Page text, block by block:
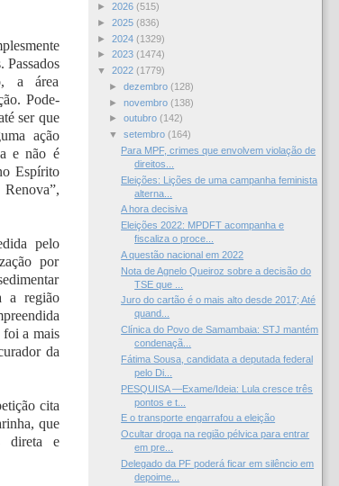
Passados
a área
Pode-
ser que
ação
e não é
Espírito
pelo
por
a região
foi a mais
da
cita
que
direta e
► 2026 (515)
► 2025 (836)
► 2024 (1329)
► 2023 (1474)
▼ 2022 (1779)
► dezembro (128)
► novembro (138)
► outubro (142)
▼ setembro (164)
Para MPF, crimes que envolvem violação de
direitos...
Eleições: Lições de uma campanha feminista
alterna...
A hora decisiva
Eleições 2022: MPDFT acompanha e
fiscaliza o proce...
A questão nacional em 2022
Nota de Agnelo Queiroz sobre a decisão do
TSE que ...
Juro do cartão é o mais alto desde 2017; Até
quand...
Clínica do Povo de Samambaia: STJ mantém
condenaçã...
Fátima Sousa, candidata a deputada federal
pelo Di...
PESQUISA —Exame/Ideia: Lula cresce três
pontos e t...
E o transporte engarrafou a eleição
Ocultar droga na região pélvica para entrar
em pre...
Delegado da PF poderá ficar em silêncio em
depoime...